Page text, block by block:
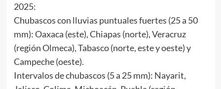
2025:
Chubascos con lluvias puntuales fuertes (25 a 50
mm): Oaxaca (este), Chiapas (norte), Veracruz
(región Olmeca), Tabasco (norte, este y oeste) y
Campeche (oeste).
Intervalos de chubascos (5 a 25 mm): Nayarit,